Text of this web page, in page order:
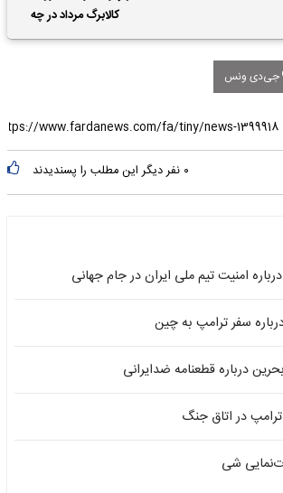
کالابرگ مرداد در چه
تاریخی واریز خواهد شد؟
جی‌دی ونس
۰ نفر دیگر این مطلب را پسندیدند
امنیت تیم ملی ایران در جام جهانی
سفر ترامپ به چین
درباره قطعنامه ضدایرانی
ترامپ در اتاق جنگ
شی